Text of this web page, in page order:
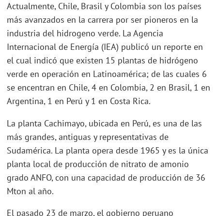
Actualmente, Chile, Brasil y Colombia son los países
más avanzados en la carrera por ser pioneros en la
industria del hidrogeno verde. La Agencia
Internacional de Energía (IEA) publicó un reporte en
el cual indicó que existen 15 plantas de hidrógeno
verde en operación en Latinoamérica; de las cuales 6
se encentran en Chile, 4 en Colombia, 2 en Brasil, 1 en
Argentina, 1 en Perú y 1 en Costa Rica.
La planta Cachimayo, ubicada en Perú, es una de las
más grandes, antiguas y representativas de
Sudamérica. La planta opera desde 1965 y es la única
planta local de producción de nitrato de amonio
grado ANFO, con una capacidad de producción de 36
Mton al año.
El pasado 23 de marzo, el gobierno peruano